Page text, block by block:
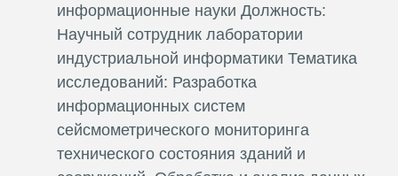
информационные науки Должность:
Научный сотрудник лаборатории
индустриальной информатики Тематика
исследований: Разработка
информационных систем
сейсмометрического мониторинга
технического состояния зданий и